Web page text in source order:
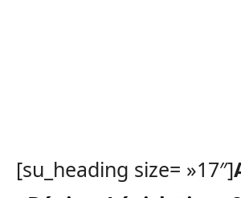
[su_heading size= »17″]